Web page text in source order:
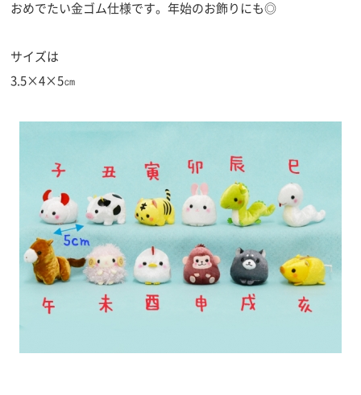
おめでたい金ゴム仕様です。年始のお飾りにも◎
サイズは
3.5×4×5㎝